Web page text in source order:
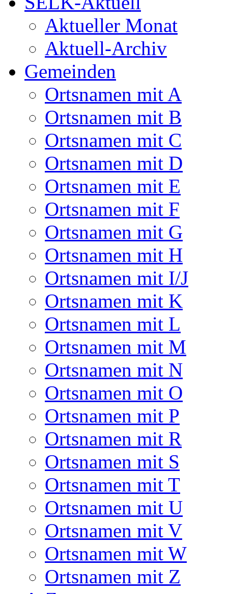
Aktueller Monat
Aktuell-Archiv
Gemeinden
Ortsnamen mit A
Ortsnamen mit B
Ortsnamen mit C
Ortsnamen mit D
Ortsnamen mit E
Ortsnamen mit F
Ortsnamen mit G
Ortsnamen mit H
Ortsnamen mit I/J
Ortsnamen mit K
Ortsnamen mit L
Ortsnamen mit M
Ortsnamen mit N
Ortsnamen mit O
Ortsnamen mit P
Ortsnamen mit R
Ortsnamen mit S
Ortsnamen mit T
Ortsnamen mit U
Ortsnamen mit V
Ortsnamen mit W
Ortsnamen mit Z